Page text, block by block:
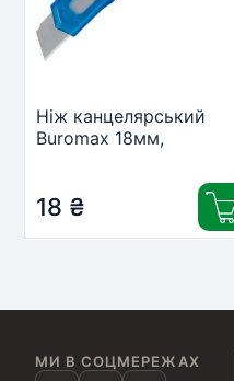
Ніж канцелярський
Buromax 18мм,
JOBMAX (BM.4646)
18 ₴
МИ В СОЦМЕРЕЖАХ